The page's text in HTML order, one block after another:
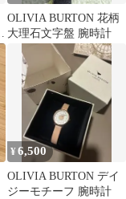
OLIVIA BURTON 花柄
大理石文字盤 腕時計
¥6,500
OLIVIA BURTON デイ
ジーモチーフ 腕時計